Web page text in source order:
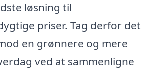
løsning til
priser. Tag derfor det
en grønnere og mere
ved at sammenligne